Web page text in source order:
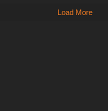
Load More